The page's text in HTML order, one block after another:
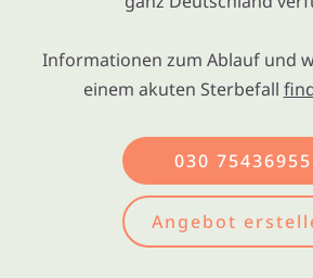
Informationen zum Ablauf und
einem akuten Sterbefall
030 75436955
Angebot